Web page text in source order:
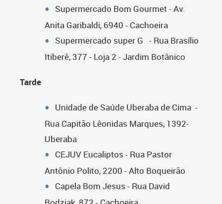
Supermercado Bom Gourmet - Av.
Anita Garibaldi, 6940 - Cachoeira
Supermercado super G - Rua Brasílio
Itiberê, 377 - Loja 2 - Jardim Botânico
Tarde
Unidade de Saúde Uberaba de Cima -
Rua Capitão Lêonidas Marques, 1392-
Uberaba
CEJUV Eucaliptos - Rua Pastor
Antônio Polito, 2200 - Alto Boqueirão
Capela Bom Jesus - Rua David